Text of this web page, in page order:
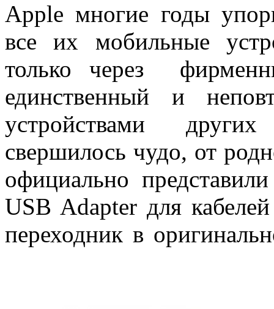
Apple многие годы
все их мобильные
только через
единственный и
устройствами
свершилось чудо, от
официально
USB Adapter для
переходник в